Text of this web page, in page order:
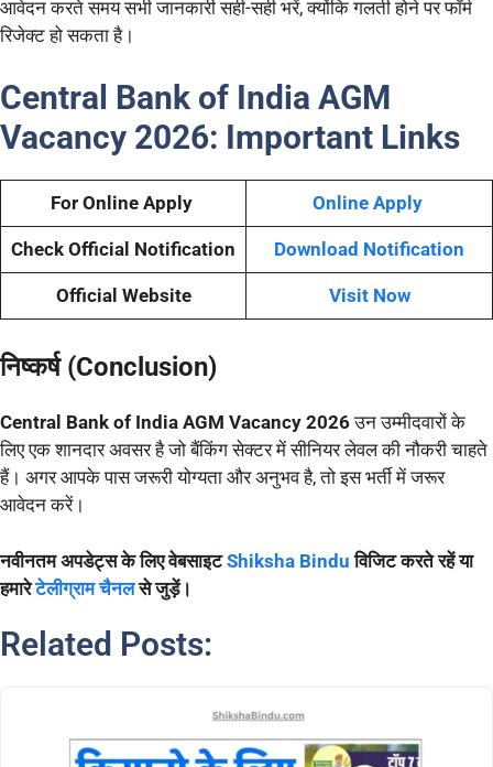
आवेदन करते समय सभी जानकारी सही-सही भरें, क्योंकि गलती होने पर फॉर्म
रिजेक्ट हो सकता है।
Central Bank of India AGM
Vacancy 2026: Important Links
For Online Apply Online Apply
Check Official Notification Download Notification
Official Website Visit Now
निष्कर्ष (Conclusion)
Central Bank of India AGM Vacancy 2026उन उम्मीदवारों के
लिए एक शानदार अवसर है जो बैंकिंग सेक्टर में सीनियर लेवल की नौकरी चाहते
हैं। अगर आपके पास जरूरी योग्यता और अनुभव है, तो इस भर्ती में जरूर
आवेदन करें।
नवीनतम अपडेट्स के लिए वेबसाइटShiksha Bindu विजिट करते रहें या
हमारेटेलीग्राम चैनल से जुड़ें।
Related Posts: